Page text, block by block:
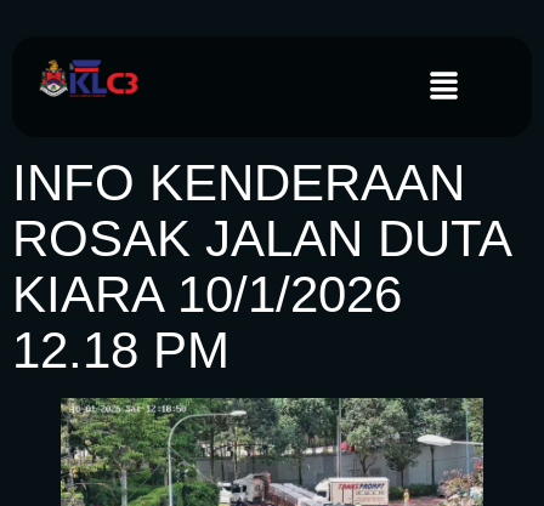
INFO KENDERAAN
ROSAK JALAN DUTA
KIARA 10/1/2026
12.18 PM